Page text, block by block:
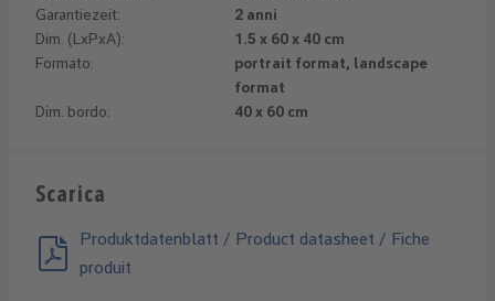
Garantiezeit:
2 anni
Dim. (LxPxA):
1.5 x 60 x 40 cm
Formato:
portrait format, landscape
format
Dim. bordo:
40 x 60 cm
Scarica
Produktdatenblatt / Product datasheet / Fiche
produit